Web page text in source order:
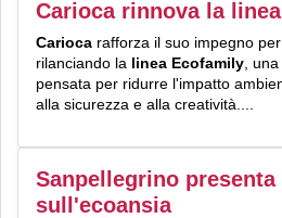
Carioca rinnova la
Carioca rafforza il suo impegno
rilanciando la linea Ecofamily ,
pensata per ridurre l'impatto
alla sicurezza e alla creatività....
Sanpellegrino
sull'ecoansia